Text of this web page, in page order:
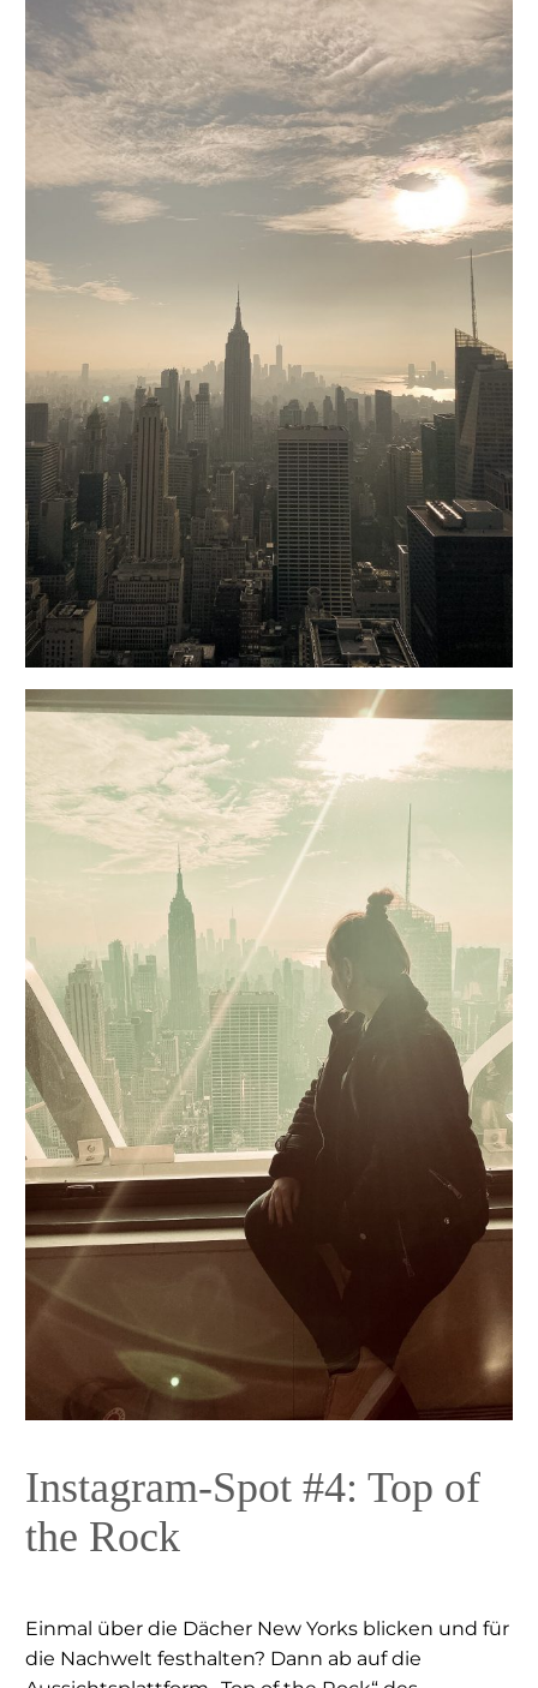
Instagram-Spot #4: Top of
the Rock
Einmal über die Dächer New Yorks blicken und für
die Nachwelt festhalten? Dann ab auf die